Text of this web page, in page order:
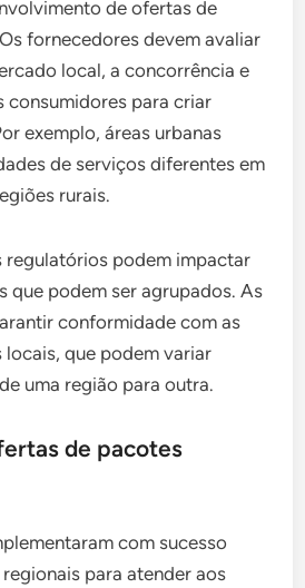
de ofertas de
fornecedores devem avaliar
local, a concorrência e
consumidores para criar
exemplo, áreas urbanas
de serviços diferentes em
rurais.
regulatórios podem impactar
que podem ser agrupados. As
conformidade com as
locais, que podem variar
uma região para outra.
de pacotes
com sucesso
para atender aos